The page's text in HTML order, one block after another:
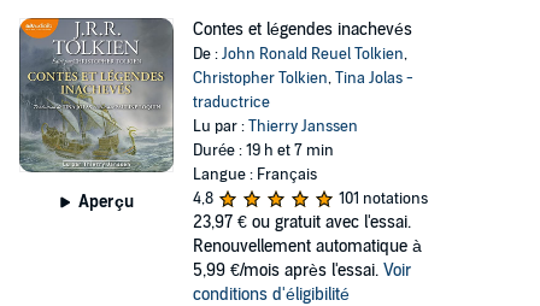
Aperçu
Contes et légendes inachevés
De :John Ronald Reuel Tolkien,
Christopher Tolkien,Tina Jolas -
traductrice
Lu par :Thierry Janssen
Durée : 19 h et 7 min
Langue : Français
4,8
101 notations
23,97 € ou gratuit avec l'essai.
Renouvellement automatique à
5,99 €/mois après l'essai. Voir
conditions d'éligibilité